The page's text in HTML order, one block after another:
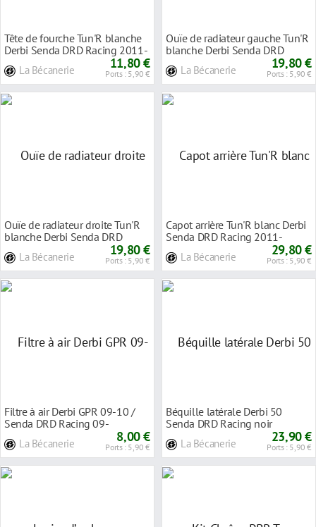
Tête de fourche Tun'R blanche
Derbi Senda DRD Racing 2011-
La Bécanerie 11,80 €
Ports : 5,90 €
Ouïe de radiateur gauche Tun'R
blanche Derbi Senda DRD
La Bécanerie 19,80 €
Ports : 5,90 €
Ouïe de radiateur droite Tun'R
blanche Derbi Senda DRD
La Bécanerie 19,80 €
Ports : 5,90 €
Capot arrière Tun'R blanc Derbi
Senda DRD Racing 2011-
La Bécanerie 29,80 €
Ports : 5,90 €
Filtre à air Derbi GPR 09-10 /
Senda DRD Racing 09-
La Bécanerie 8,00 €
Ports : 5,90 €
Béquille latérale Derbi 50
Senda DRD Racing noir
La Bécanerie 23,90 €
Ports : 5,90 €